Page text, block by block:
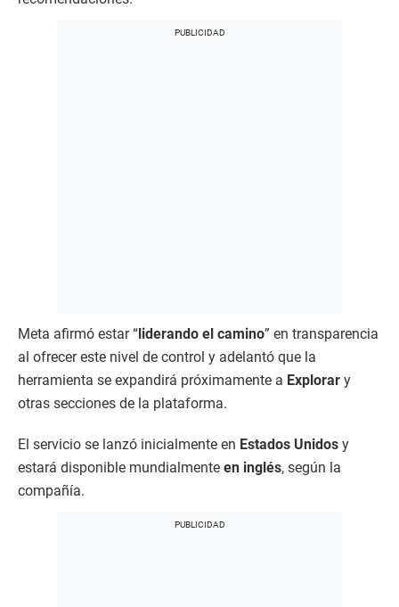
Meta afirmó estar “liderando el camino” en transparencia
al ofrecer este nivel de control y adelantó que la
herramienta se expandirá próximamente a Explorar y
otras secciones de la plataforma.
El servicio se lanzó inicialmente en Estados Unidos y
estará disponible mundialmente en inglés, según la
compañía.